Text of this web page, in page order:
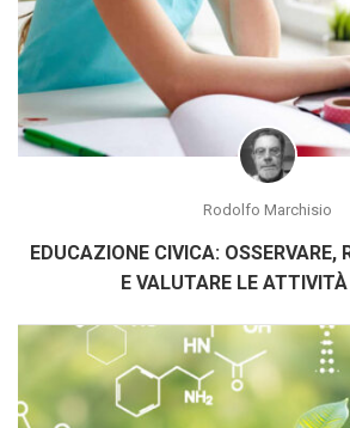
Rodolfo Marchisio
EDUCAZIONE CIVICA: OSSERVARE,
E VALUTARE LE